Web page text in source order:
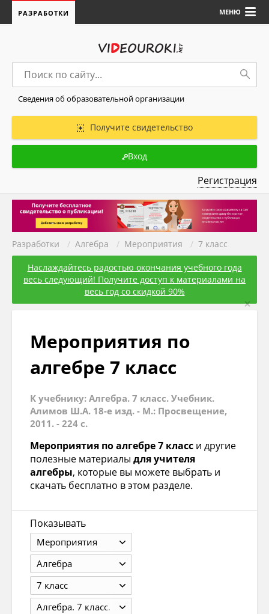
МЕНЮ
РАЗРАБОТКИ
Сведения об образовательной организации
Получите свидетельство
Вход
Регистрация
Разработки / Алгебра / Мероприятия / 7 класс
Наслаждайтесь радостью окончания учебного года
весь следующий! Получите доступ к материалами на
весь год со скидкой 90%
×
Мероприятия по
алгебре 7 класс
К учебнику: Алгебра. 7 класс. Учебник.
Алимов Ш.А. 18-е изд. - М.: Просвещение,
2011. - 224 с.
Мероприятия по алгебре 7 класс и другие
полезные материалы для учителя
алгебры, которые вы можете выбрать и
скачать бесплатно в этом разделе.
Показывать
Мероприятия
Алгебра
7 класс
Алгебра. 7 класс. Учебник. Алимов Ш.А. 18-е изд. - М.: Просвещение, 2011. - 224 с.